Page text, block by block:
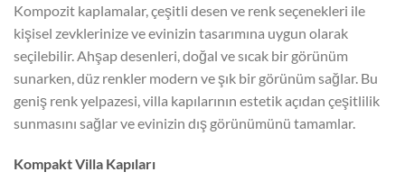
Kompozit kaplamalar, çeşitli desen ve renk seçenekleri ile
kişisel zevklerinize ve evinizin tasarımına uygun olarak
seçilebilir. Ahşap desenleri, doğal ve sıcak bir görünüm
sunarken, düz renkler modern ve şık bir görünüm sağlar. Bu
geniş renk yelpazesi, villa kapılarının estetik açıdan çeşitlilik
sunmasını sağlar ve evinizin dış görünümünü tamamlar.
Kompakt Villa Kapıları